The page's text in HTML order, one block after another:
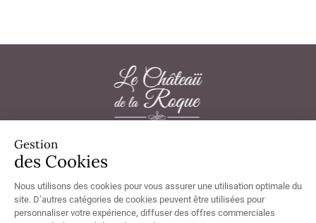
Château de la Roque 50180 Thèreval - Tél.
Chambres non accessibles aux personnes à mobilité réduite, non
Gestion
des Cookies
Nous utilisons des cookies pour vous assurer une utilisation optimale du
site. D’autres catégories de cookies peuvent être utilisées pour
personnaliser votre expérience, diffuser des offres commerciales